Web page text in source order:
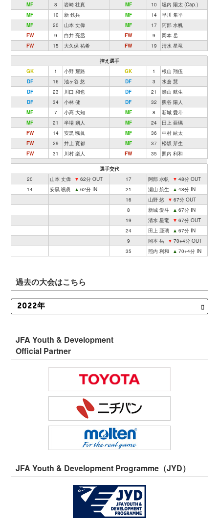
MF
8 岩崎 壮真 MF 10
堀内 陽太 (Cap.)
MF
10 新 鉄兵 MF 14
早川 隼平
MF
20 山本 丈偉 MF 17
阿部 水帆
FW
9 白井 亮丞 FW 9
岡本 岳
FW
15 大久保 祐希 FW 19 清水 星竜
控え選手
GK
1 小野 耀路 GK 1
根山 翔伍
DF
16 池ヶ谷 悠 DF 3
水倉 慧
DF
23 川口 和也 DF 21
瀬山 航生
DF
34 小林 健 DF 32
熊谷 陽人
MF
7 小髙 大知 MF 8
新城 愛斗
MF
21 半場 朔人 MF 24
田上 亜璃
FW
14 安黒 颯眞 MF 36
中村 絃太
FW
29 井上 寛都 MF 37
松坂 芽生
FW
31 川村 楽人 FW 35 照内 利和
選手交代
20
山本 丈偉 ▼ 62分 OUT 17 阿部 水帆 ▼ 48分 OUT
14
安黒 颯眞 ▲ 62分 IN 21 瀬山 航生 ▲ 48分 IN
16
山野 悠 ▼ 67分 OUT
8
新城 愛斗 ▲ 67分 IN
19
清水 星竜 ▼ 67分 OUT
24
田上 亜璃 ▲ 67分 IN
9
岡本 岳 ▼ 70+4分 OUT
35
照内 利和 ▲ 70+4分 IN
過去の大会はこちら
JFA Youth & Development
Official Partner
JFA Youth & Development Programme（JYD）